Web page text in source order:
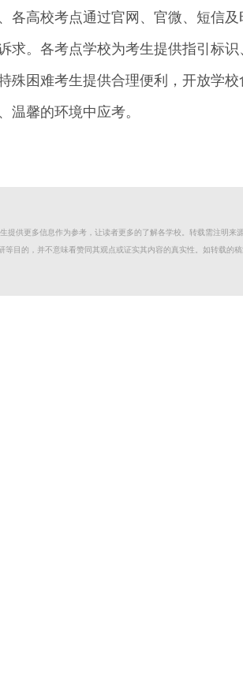
各高校考点通过官网、官微、短信
求。各考点学校为考生提供指引标
殊困难考生提供合理便利，开放学
温馨的环境中应考。
供更多信息作为参考，让读者更多的了解各学校。转载需注明来源
目的，并不意味看赞同其观点或证实其内容的真实性。如转载的